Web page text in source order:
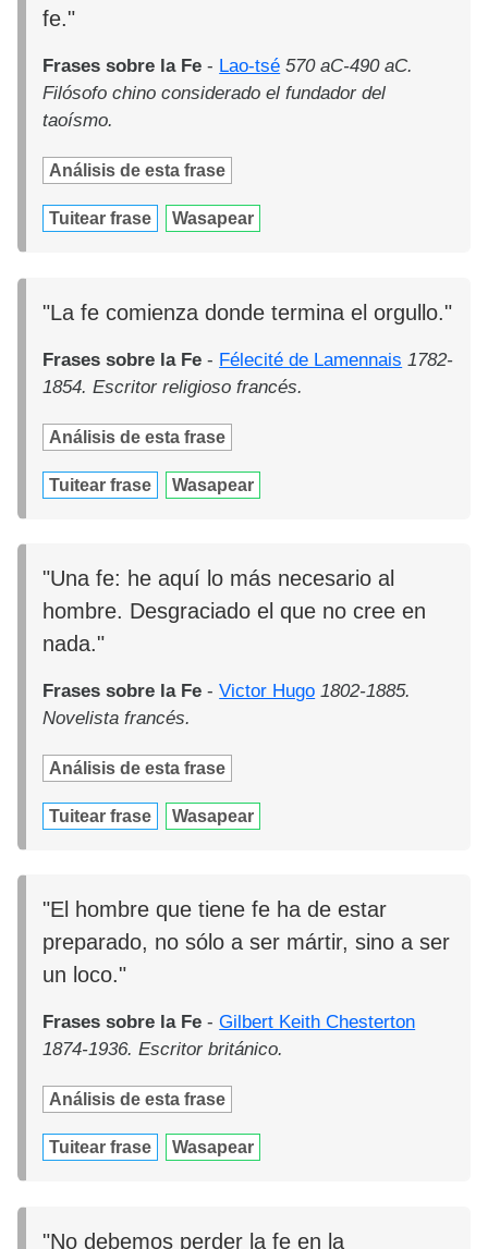
fe."
Frases sobre la Fe - Lao-tsé 570 aC-490 aC.
Filósofo chino considerado el fundador del
taoísmo.
Análisis de esta frase
Tuitear frase Wasapear
"La fe comienza donde termina el orgullo."
Frases sobre la Fe - Félecité de Lamennais 1782-
1854. Escritor religioso francés.
Análisis de esta frase
Tuitear frase Wasapear
"Una fe: he aquí lo más necesario al
hombre. Desgraciado el que no cree en
nada."
Frases sobre la Fe -Victor Hugo 1802-1885.
Novelista francés.
Análisis de esta frase
Tuitear frase Wasapear
"El hombre que tiene fe ha de estar
preparado, no sólo a ser mártir, sino a ser
un loco."
Frases sobre la Fe -Gilbert Keith Chesterton
1874-1936. Escritor británico.
Análisis de esta frase
Tuitear frase Wasapear
"No debemos perder la fe en la